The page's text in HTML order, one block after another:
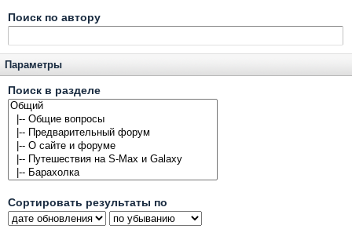
Поиск по автору
Параметры
Поиск в разделе
Сортировать результаты по